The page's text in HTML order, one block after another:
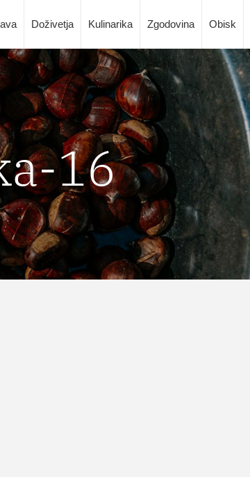
Doživetja Kulinarika Zgodovina Obisk
16